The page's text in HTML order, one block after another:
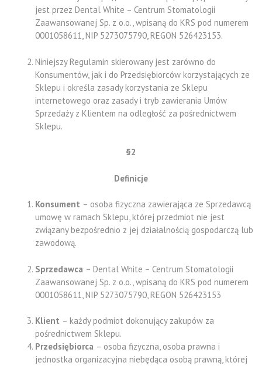
jest przez Dental White – Centrum Stomatologii
Zaawansowanej Sp. z o.o., wpisaną do KRS pod numerem
0001058611, NIP 5273075790, REGON 526423153.
Niniejszy Regulamin skierowany jest zarówno do
Konsumentów, jak i do Przedsiębiorców korzystających ze
Sklepu i określa zasady korzystania ze Sklepu
internetowego oraz zasady i tryb zawierania Umów
Sprzedaży z Klientem na odległość za pośrednictwem
Sklepu.
§2
Definicje
Konsument – osoba fizyczna zawierająca ze Sprzedawcą
umowę w ramach Sklepu, której przedmiot nie jest
związany bezpośrednio z jej działalnością gospodarczą lub
zawodową.
Sprzedawca – Dental White – Centrum Stomatologii
Zaawansowanej Sp. z o.o., wpisaną do KRS pod numerem
0001058611, NIP 5273075790, REGON 526423153
Klient – każdy podmiot dokonujący zakupów za
pośrednictwem Sklepu.
Przedsiębiorca – osoba fizyczna, osoba prawna i
jednostka organizacyjna niebędąca osobą prawną, której